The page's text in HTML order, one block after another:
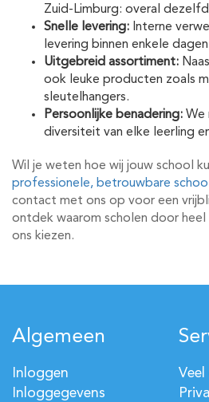
Zuid-Limburg: overal
Snelle levering: Interne
levering binnen enkele
Uitgebreid assortiment:
ook leuke producten zoals
sleutelhangers.
Persoonlijke benadering: We
diversiteit van elke leerling
Wil je weten hoe wij jouw school
professionele, betrouwbare
contact met ons op voor een
ontdek waarom scholen door
ons kiezen.
Algemeen
Inloggen
Inloggegevens